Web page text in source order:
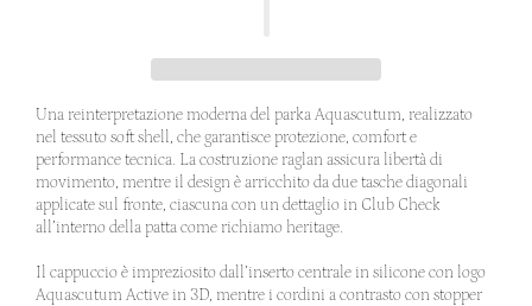
Una reinterpretazione moderna del parka Aquascutum, realizzato
nel tessuto soft shell, che garantisce protezione, comfort e
performance tecnica. La costruzione raglan assicura libertà di
movimento, mentre il design è arricchito da due tasche diagonali
applicate sul fronte, ciascuna con un dettaglio in Club Check
all’interno della patta come richiamo heritage.
Il cappuccio è impreziosito dall’inserto centrale in silicone con logo
Aquascutum Active in 3D, mentre i cordini a contrasto con stopper